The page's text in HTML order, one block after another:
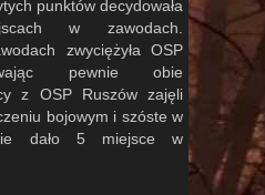
punktów decydowała
w zawodach.
zwyciężyła OSP
pewnie obie
z OSP Ruszów zajęli
bojowym i szóste w
dało 5 miejsce w